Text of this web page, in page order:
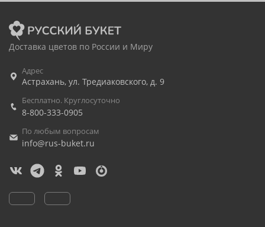
Доставка цветов по России и Миру
Адрес
Астрахань, ул. Тредиаковского, д. 9
Бесплатно. Круглосуточно
8-800-333-0905
По любым вопросам
info@rus-buket.ru